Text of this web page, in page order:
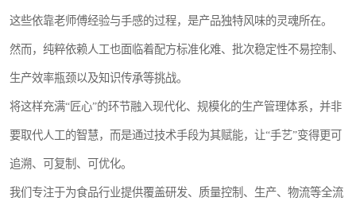
这些依靠老师傅经验与手感的过程，是产品独特风味的灵魂所在。
然而，纯粹依赖人工也面临着配方标准化难、批次稳定性不易控制、
生产效率瓶颈以及知识传承等挑战。
将这样充满“匠心”的环节融入现代化、规模化的生产管理体系，并非
要取代人工的智慧，而是通过技术手段为其赋能，让“手艺”变得更可
追溯、可复制、可优化。
我们专注于为食品行业提供覆盖研发、质量控制、生产、物流等全流